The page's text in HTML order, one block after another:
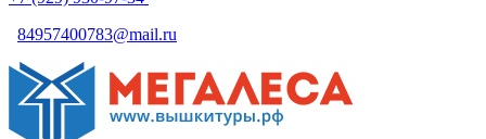
84957400783@mail.ru